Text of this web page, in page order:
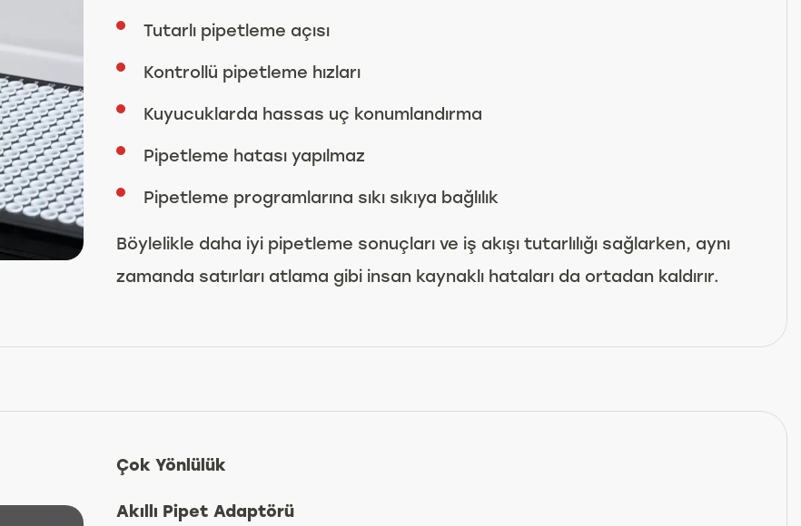
Tutarlı pipetleme açısı
Kontrollü pipetleme hızları
Kuyucuklarda hassas uç konumlandırma
Pipetleme hatası yapılmaz
Pipetleme programlarına sıkı sıkıya bağlılık
Böylelikle daha iyi pipetleme sonuçları ve iş akışı tutarlılığı sağlarken, aynı
zamanda satırları atlama gibi insan kaynaklı hataları da ortadan kaldırır.
Çok Yönlülük
Akıllı Pipet Adaptörü